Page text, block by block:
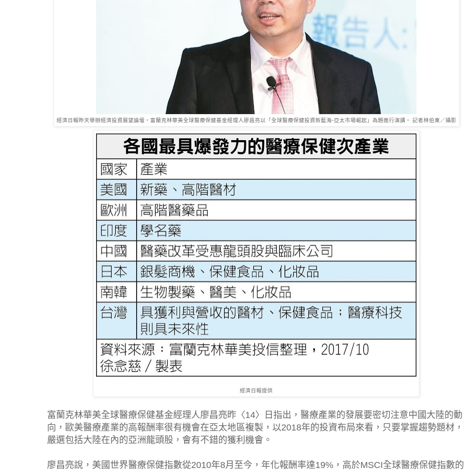
經濟日報昨天舉辦經濟投資展望論壇，富蘭克林華美全球醫療保健基金經理人廖昌亮以「全球醫療保健投資新藍海-亞太市場崛起」為題進行演講。 記者林伯東／攝影
經濟日報提供
富蘭克林華美全球醫療保健基金經理人廖昌亮昨〈14〉日指出，醫療產業的發展要密切注意中國大陸的動
向，歐美醫療產業的高報酬率很有機會在亞太地區複製，以2018年的投資布局來看，只要掌握趨勢題材，
嚴選包括大陸在內的亞洲龍頭股，會有不錯的獲利機會。
廖昌亮說，美國世界醫療保健指數從2010年8月至今，年化報酬率達19%，高於MSCI全球醫療保健指數的